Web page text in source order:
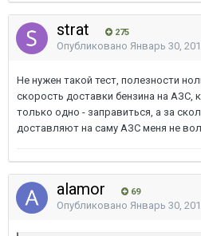
strat 275
Опубликовано Январь 30,
Не нужен такой тест, полезности
скорость доставки бензина на АЗС,
только одно - заправиться, а за
доставляют на саму АЗС меня не
alamor 69
Опубликовано Январь 30,